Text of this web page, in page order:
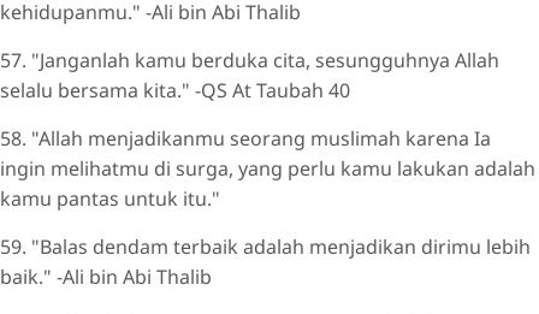
kehidupanmu." -Ali bin Abi Thalib
57. "Janganlah kamu berduka cita, sesungguhnya Allah
selalu bersama kita." -QS At Taubah 40
58. "Allah menjadikanmu seorang muslimah karena Ia
ingin melihatmu di surga, yang perlu kamu lakukan adalah
kamu pantas untuk itu."
59. "Balas dendam terbaik adalah menjadikan dirimu lebih
baik." -Ali bin Abi Thalib